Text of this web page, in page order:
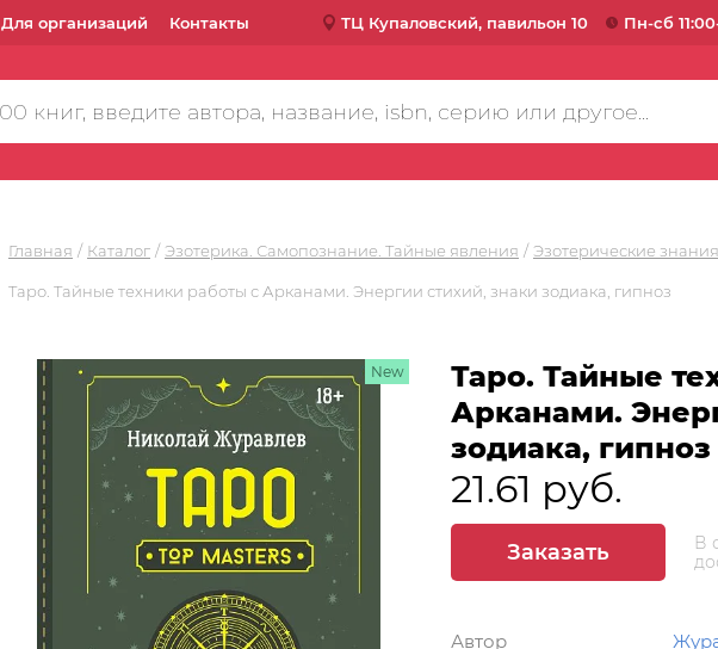
Для организаций Контакты ТЦ Купаловский, павильон 10 Пн-сб
Главная Каталог Эзотерика. Самопознание. Тайные явления Эзотерические
Таро. Тайные техники работы с Арканами. Энергии стихий, знаки зодиака, гипноз
New
Таро. Тайные
Арканами.
зодиака, гипноз
21.61 руб.
Заказать
В
Автор